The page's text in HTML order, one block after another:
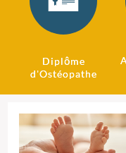
Diplôme
d'Ostéopathe